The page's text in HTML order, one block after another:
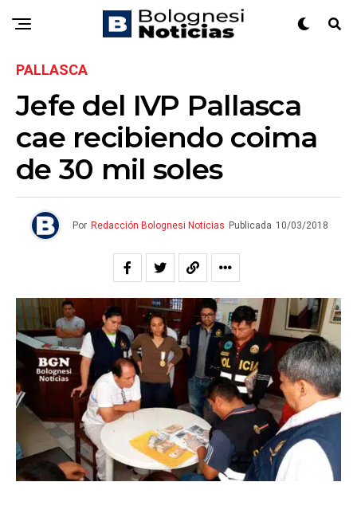
PALLASCA
Jefe del IVP Pallasca
cae recibiendo coima
de 30 mil soles
Por Redacción Bolognesi Noticias Publicada 10/03/2018